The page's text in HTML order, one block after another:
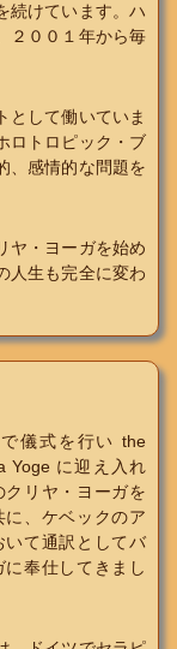
続けています。ハ
２００１年から毎
して働いていま
ロトロピック・ブ
、感情的な問題を
ヤ・ヨーガを始め
人生も完全に変わ
儀式を行い the
Yoge に迎え入れ
クリヤ・ヨーガを
、ケベックのア
いて通訳としてバ
奉仕してきまし